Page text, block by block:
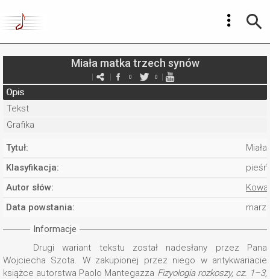
Miała matka trzech synów
0 0
Opis
Tekst
Grafika
Tytuł:
Klasyfikacja:
Autor słów:
Data powstania:
Informacje
Drugi wariant tekstu został nadesłany przez Pana
Wojciecha Szota. W zakupionej przez niego w antykwariacie
książce autorstwa Paolo Mantegazza Fizyologia rozkoszy, cz. 1–3,